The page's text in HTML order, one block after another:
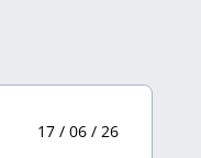
17 / 06 / 26